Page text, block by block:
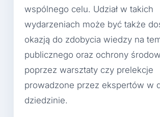
wspólnego celu. Udział w takich
wydarzeniach może być także
okazją do zdobycia wiedzy na
publicznego oraz ochrony
poprzez warsztaty czy prelekcje
prowadzone przez ekspertów w
dziedzinie.